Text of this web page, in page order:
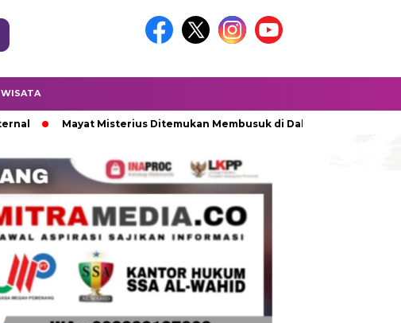
WISATA
Mayat Misterius Ditemukan Membusuk di Dalam Sumur